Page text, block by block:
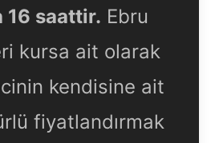
16 saattir. Ebru
kursa ait olarak
kendisine ait
fiyatlandırmak